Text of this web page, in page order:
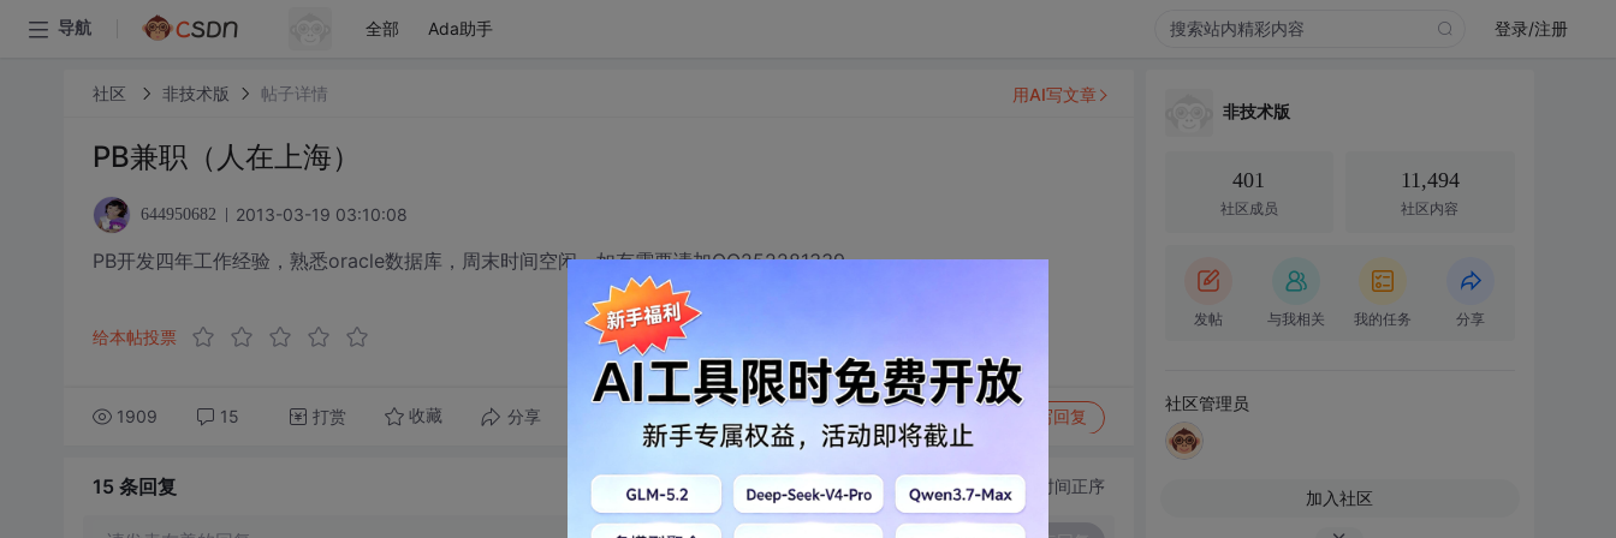
导航 全部 Ada助手 登录/注册
社区 非技术版 帖子详情
PB兼职（人在上海）
644950682 2013-03-19 03:10:08
PB开发四年工作经验，熟悉oracle数据库，周末时间空闲，如有需要请加QQ252281339
给本帖投票
1909 15 打赏 收藏 分享 写回复
用AI写文章
15 条回复 切换为时间正序
非技术版
401
社区成员
11,494
社区内容
发帖 与我相关 我的任务 分享
社区管理员
加入社区